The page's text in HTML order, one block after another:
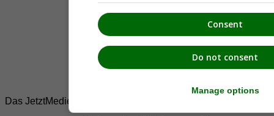
Das JetztMedien.com Medien Netzwerk
Consent
Do not consent
Manage options